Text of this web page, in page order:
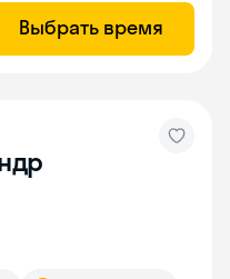
Выбрать время